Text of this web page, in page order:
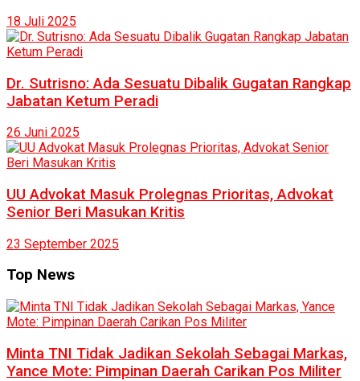
18 Juli 2025
Dr. Sutrisno: Ada Sesuatu Dibalik Gugatan Rangkap
Jabatan Ketum Peradi
26 Juni 2025
UU Advokat Masuk Prolegnas Prioritas, Advokat
Senior Beri Masukan Kritis
23 September 2025
Top News
Minta TNI Tidak Jadikan Sekolah Sebagai Markas,
Yance Mote: Pimpinan Daerah Carikan Pos Militer